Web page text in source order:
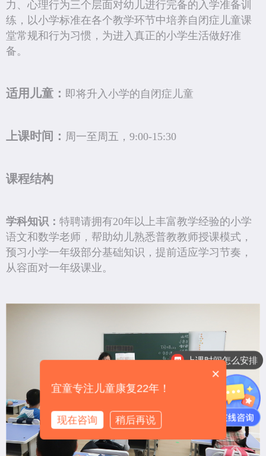
力、心理行为三个层面对幼儿进行完备的入学准备训
练，以小学标准在各个教学环节中培养自闭症儿童课
堂常规和行为习惯，为进入真正的小学生活做好准
备。
适用儿童： 即将升入小学的自闭症儿童
上课时间： 周一至周五，9:00-15:30
课程结构
学科知识： 特聘请拥有20年以上丰富教学经验的小学
语文和数学老师，帮助幼儿熟悉普教教师授课模式，
预习小学一年级部分基础知识，提前适应学习节奏，
从容面对一年级课业。
上课时间怎么安排
×
宜童专注儿童康复22年！
现在咨询 稍后再说